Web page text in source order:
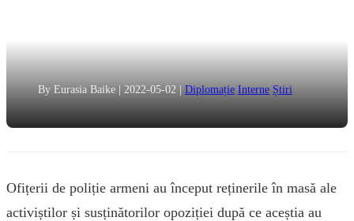
By Eurasia Baike | 2022-05-02 | Diplomație Interne Știri
Ofițerii de poliție armeni au început reținerile în masă ale
activiștilor și susținătorilor opoziției după ce aceștia au